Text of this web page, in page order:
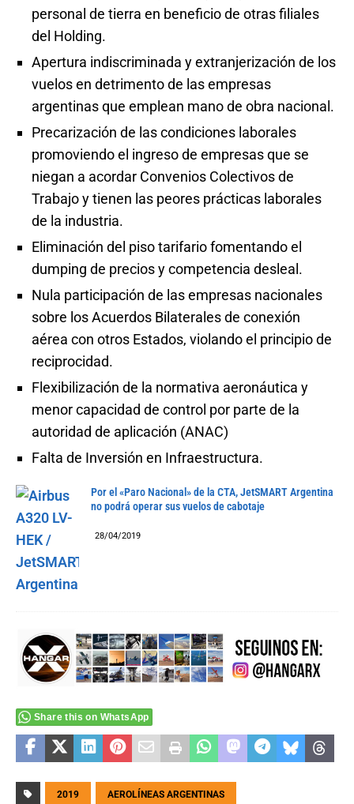
personal de tierra en beneficio de otras filiales
del Holding.
Apertura indiscriminada y extranjerización de los
vuelos en detrimento de las empresas
argentinas que emplean mano de obra nacional.
Precarización de las condiciones laborales
promoviendo el ingreso de empresas que se
niegan a acordar Convenios Colectivos de
Trabajo y tienen las peores prácticas laborales
de la industria.
Eliminación del piso tarifario fomentando el
dumping de precios y competencia desleal.
Nula participación de las empresas nacionales
sobre los Acuerdos Bilaterales de conexión
aérea con otros Estados, violando el principio de
reciprocidad.
Flexibilización de la normativa aeronáutica y
menor capacidad de control por parte de la
autoridad de aplicación (ANAC)
Falta de Inversión en Infraestructura.
Por el «Paro Nacional» de la CTA, JetSMART Argentina
no podrá operar sus vuelos de cabotaje
28/04/2019
Share this on WhatsApp
2019 AEROLÍNEAS ARGENTINAS